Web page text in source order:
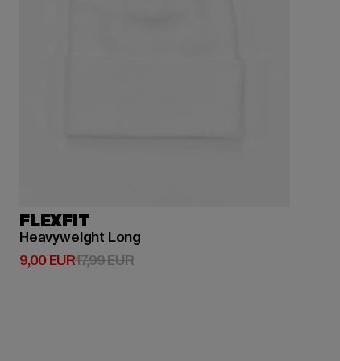
FLEXFIT
Heavyweight Long
9,00 EUR
Derzeitiger Preis: 9,00 EUR
17,99 EURAktionspreis: 17,99 EUR